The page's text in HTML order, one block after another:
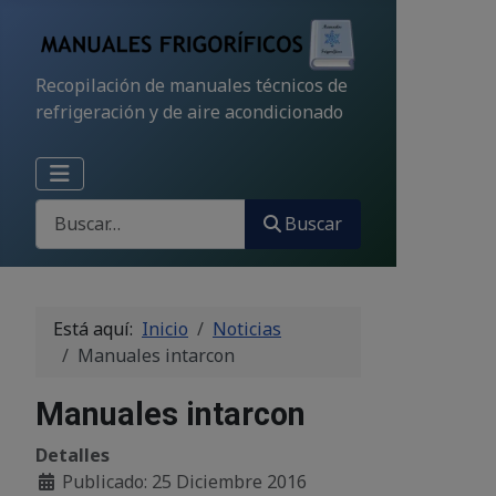
Recopilación de manuales técnicos de
refrigeración y de aire acondicionado
Buscar
Buscar
Está aquí: Inicio
Noticias
Manuales intarcon
Manuales intarcon
Detalles
Publicado: 25 Diciembre 2016